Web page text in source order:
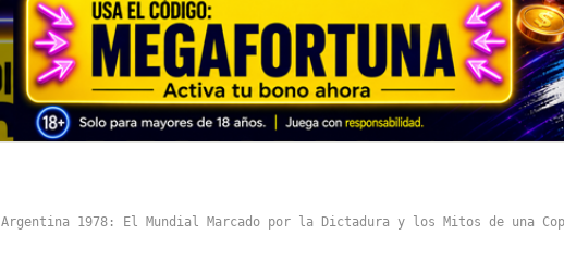
Argentina 1978: El Mundial Marcado por la Dictadura y los Mitos de una